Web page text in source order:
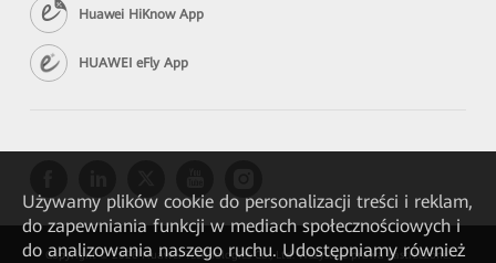
Huawei HiKnow App
HUAWEI eFly App
Copyright © 2026 Huawei Technologies Co., Ltd. Wszystkie prawa zastrzeżone.
Używamy plików cookie do personalizacji treści i reklam,
do zapewniania funkcji w mediach społecznościowych i
do analizowania naszego ruchu. Udostępniamy również